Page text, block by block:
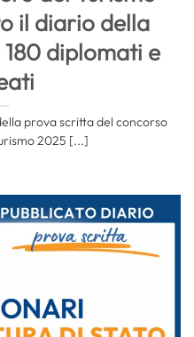
il diario della
diplomati e
prova scritta del concorso
2025 [...]